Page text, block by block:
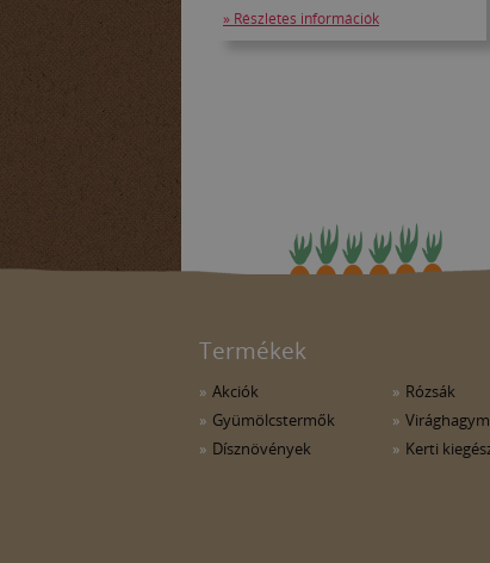
» Részletes információk
Termékek
Akciók
Gyümölcstermők
Dísznövények
Rózsák
Kerti